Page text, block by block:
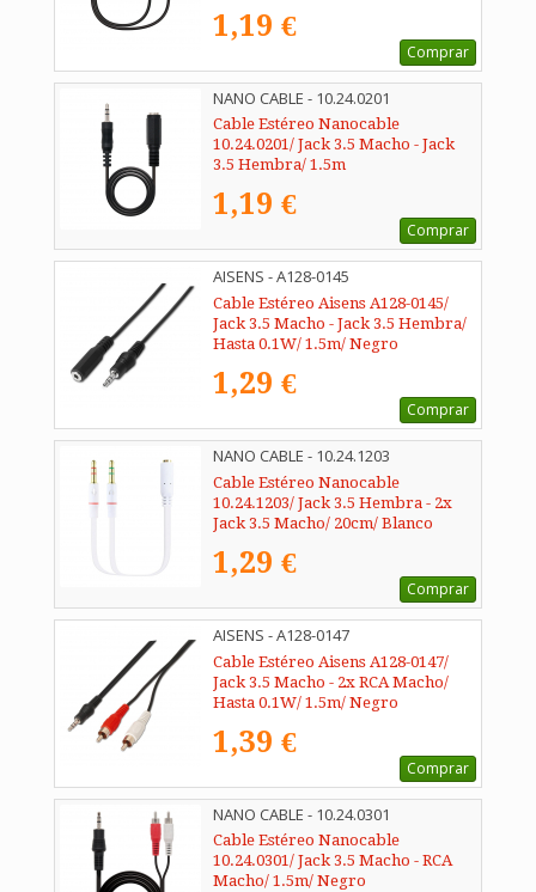
1,19 €
Comprar
NANO CABLE - 10.24.0201
Cable Estéreo Nanocable
10.24.0201/ Jack 3.5 Macho - Jack
3.5 Hembra/ 1.5m
1,19 €
Comprar
AISENS - A128-0145
Cable Estéreo Aisens A128-0145/
Jack 3.5 Macho - Jack 3.5 Hembra/
Hasta 0.1W/ 1.5m/ Negro
1,29 €
Comprar
NANO CABLE - 10.24.1203
Cable Estéreo Nanocable
10.24.1203/ Jack 3.5 Hembra - 2x
Jack 3.5 Macho/ 20cm/ Blanco
1,29 €
Comprar
AISENS - A128-0147
Cable Estéreo Aisens A128-0147/
Jack 3.5 Macho - 2x RCA Macho/
Hasta 0.1W/ 1.5m/ Negro
1,39 €
Comprar
NANO CABLE - 10.24.0301
Cable Estéreo Nanocable
10.24.0301/ Jack 3.5 Macho - RCA
Macho/ 1.5m/ Negro